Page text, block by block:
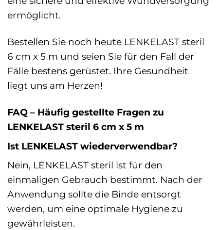
ermöglicht.
Bestellen Sie noch heute LENKELAST steril
6 cm x 5 m und seien Sie für den Fall der
Fälle bestens gerüstet. Ihre Gesundheit
liegt uns am Herzen!
FAQ – Häufig gestellte Fragen zu
LENKELAST steril 6 cm x 5 m
Ist LENKELAST wiederverwendbar?
Nein, LENKELAST steril ist für den
einmaligen Gebrauch bestimmt. Nach der
Anwendung sollte die Binde entsorgt
werden, um eine optimale Hygiene zu
gewährleisten.